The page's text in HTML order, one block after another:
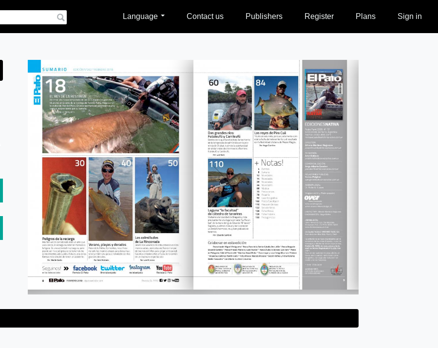
Language Contact us Publishers Register Plans Sign in